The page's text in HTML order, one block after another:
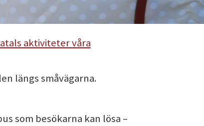
aktiviteter våra
längs småvägarna.
som besökarna kan lösa –